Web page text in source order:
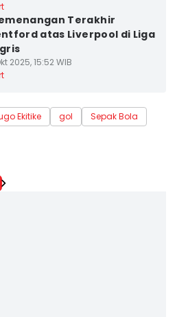
Terakhir
atas Liverpool di Liga
2025, 15:52 WIB
Ekitike gol Sepak Bola